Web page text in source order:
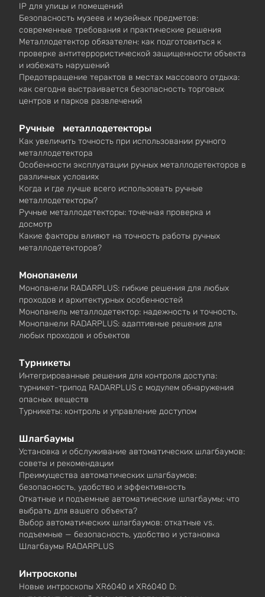
IP для улицы и помещений
Безопасность музеев и музейных предметов:
современные требования и практические решения
Металлодетектор обязателен: как подготовиться к
проверке антитеррористической защищенности объекта
и избежать нарушений
Предотвращение терактов в местах массового отдыха:
как сегодня выстраивается безопасность торговых
центров и парков развлечений
Ручные металлодетекторы
Как увеличить точность при использовании ручного
металлодетектора
Особенности эксплуатации ручных металлодетекторов в
различных условиях
Когда и где лучше всего использовать ручные
металлодетекторы?
Ручные металлодетекторы: точечная проверка и
досмотр
Какие факторы влияют на точность работы ручных
металлодетекторов?
Монопанели
Монопанели RADARPLUS: гибкие решения для любых
проходов и архитектурных особенностей
Монопанель металлодетектор: надежность и точность.
Монопанели RADARPLUS: адаптивные решения для
любых проходов и объектов
Турникеты
Интегрированные решения для контроля доступа:
турникет-трипод RADARPLUS с модулем обнаружения
опасных веществ
Турникеты: контроль и управление доступом
Шлагбаумы
Установка и обслуживание автоматических шлагбаумов:
советы и рекомендации
Преимущества автоматических шлагбаумов:
безопасность, удобство и эффективность
Откатные и подъемные автоматические шлагбаумы: что
выбрать для вашего объекта?
Выбор автоматических шлагбаумов: откатные vs.
подъемные — безопасность, удобство и установка
Шлагбаумы RADARPLUS
Интроскопы
Новые интроскопы XR6040 и XR6040 D: